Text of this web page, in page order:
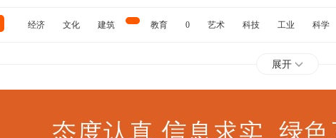
经济 文化 建筑 教育 0 艺术 科技 工业 科学
展开